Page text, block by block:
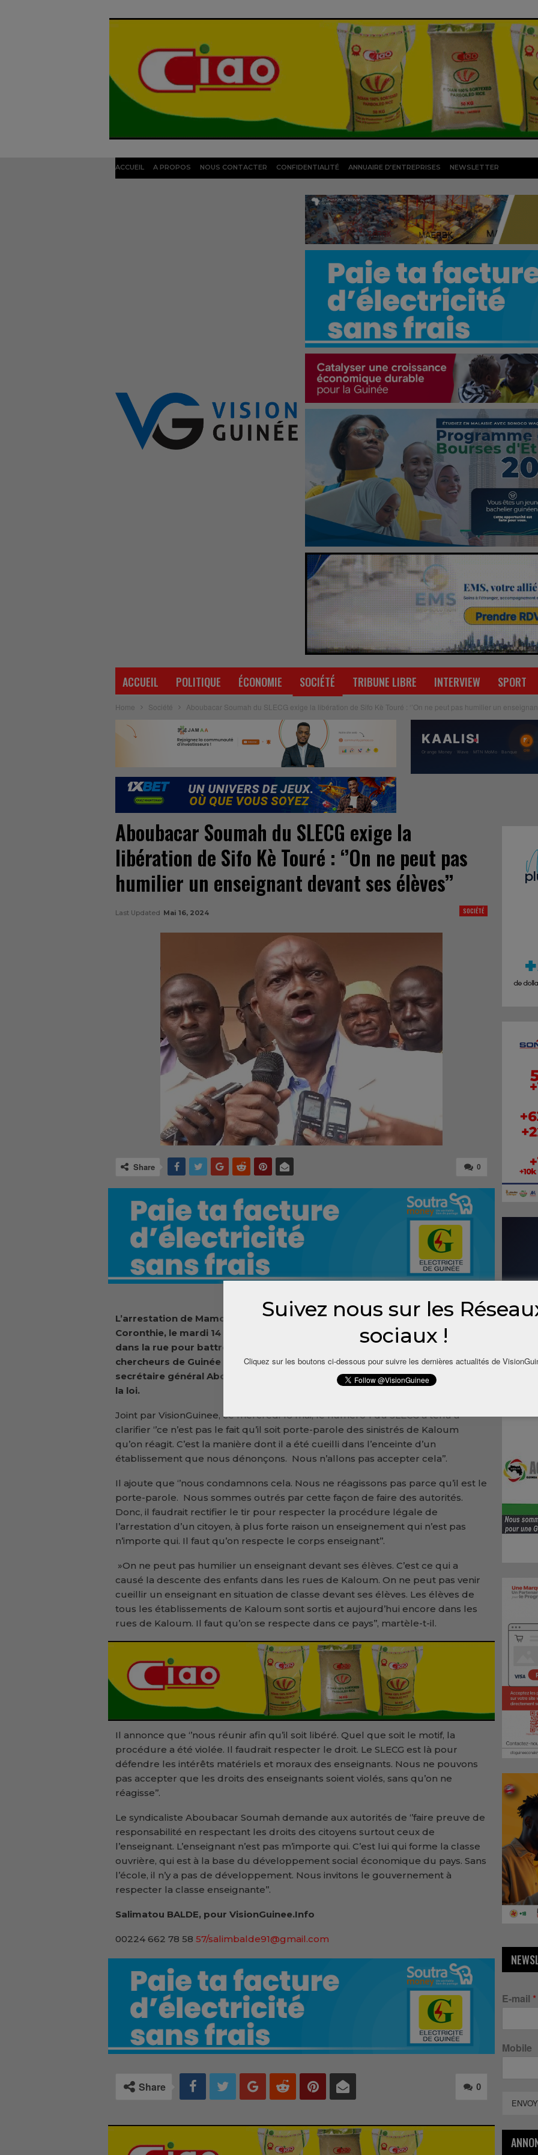
ACCUEIL A PROPOS NOUS CONTACTER CONFIDENTIALITÉ ANNUAIRE D’ENTREPRISES NEWSLETTER
ACCUEIL POLITIQUE ÉCONOMIE SOCIÉTÉ TRIBUNE LIBRE INTERVIEW SPORT
Home Société Aboubacar Soumah du SLECG exige la libération de Sifo Kè Touré : ‘’On ne peut pas humilier un
Aboubacar Soumah du SLECG exige la
libération de Sifo Kè Touré : ‘’On ne peut pas
humilier un enseignant devant ses élèves’’
SOCIÉTÉ
Last Updated Mai 16, 2024
0
Share
L’arrestation de Mamoudou Sifo Kê Touré, porte-parole des sinistrés de
Coronthie, le mardi 14 mai, passe mal
. Des élèves de Kaloum sont sortis
dans la rue pour battre le pavé. Le Sy
chercheurs de Guinée (SELECG) n’entend pas rester les bras croisés. Son
secrétaire général Aboubacar Soumah
demande aux autorités de respecter
la loi.
Joint par VisionGuinee, ce mercredi 16 mai, le numéro 1 du SLECG a tenu à
clarifier ‘’ce n’est pas le fait qu’il soit porte-parole des sinistrés de Kaloum
qu’on réagit. C’est la manière dont il a été cueilli dans l’enceinte d’un
établissement que nous dénonçons. Nous n’allons pas accepter cela’’.
Il ajoute que ‘’nous condamnons cela. Nous ne réagissons pas parce qu’il est le
porte-parole. Nous sommes outrés par cette façon de faire des autorités.
Donc, il faudrait rectifier le tir pour respecter la procédure légale de
l’arrestation d’un citoyen, à plus forte raison un enseignement qui n’est pas
n’importe qui. Il faut qu’on respecte le corps enseignant’’.
»On ne peut pas humilier un enseignant devant ses élèves. C’est ce qui a
causé la descente des enfants dans les rues de Kaloum. On ne peut pas venir
cueillir un enseignant en situation de classe devant ses élèves. Les élèves de
tous les établissements de Kaloum sont sortis et aujourd’hui encore dans les
rues de Kaloum. Il faut qu’on se respecte dans ce pays’’, martèle-t-il.
Il annonce que ‘’nous réunir afin qu’il soit libéré. Quel que soit le motif, la
procédure a été violée. Il faudrait respecter le droit. Le SLECG est là pour
défendre les intérêts matériels et moraux des enseignants. Nous ne pouvons
pas accepter que les droits des enseignants soient violés, sans qu’on ne
réagisse’’.
Le syndicaliste Aboubacar Soumah demande aux autorités de ‘’faire preuve de
responsabilité en respectant les droits des citoyens surtout ceux de
l’enseignant. L’enseignant n’est pas m’importe qui. C’est lui qui forme la classe
ouvrière, qui est à la base du développement social économique du pays. Sans
l’école, il n’y a pas de développement. Nous invitons le gouvernement à
respecter la classe enseignante’’.
Salimatou BALDE, pour VisionGuinee.Info
00224 662 78 58 57/salimbalde91@gmail.com
0
Share
E-mail *
Mobile
Suivez nous sur les
sociaux !
Cliquez sur les boutons ci-dessous pour suivre les dernières actualités de